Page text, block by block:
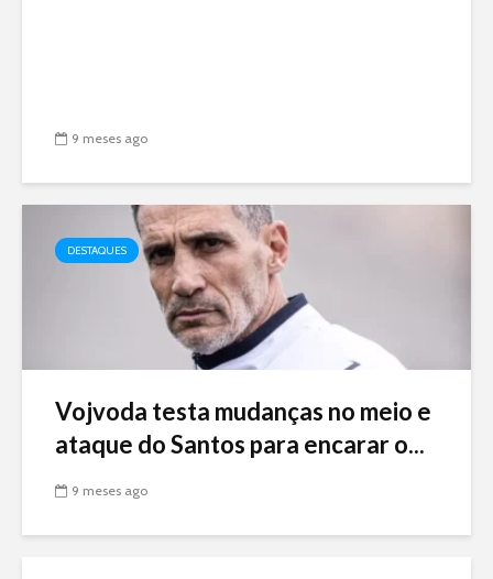
9 meses ago
DESTAQUES
Vojvoda testa mudanças no meio e
ataque do Santos para encarar o...
9 meses ago